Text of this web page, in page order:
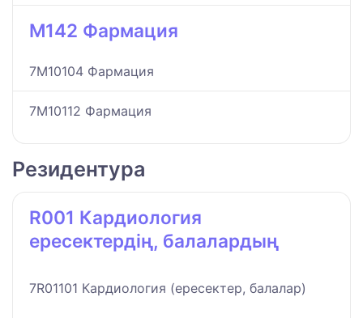
M142 Фармация
7M10104 Фармация
7M10112 Фармация
Резидентура
R001 Кардиология
ересектердің, балалардың
7R01101 Кардиология (ересектер, балалар)